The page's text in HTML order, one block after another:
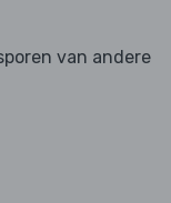
van andere